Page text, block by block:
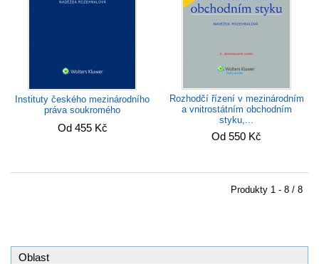
Instituty českého mezinárodního
práva soukromého
Od 455 Kč
Rozhodčí řízení v mezinárodním
a vnitrostátním obchodním
styku,...
Od 550 Kč
Produkty 1 - 8 / 8
Oblast